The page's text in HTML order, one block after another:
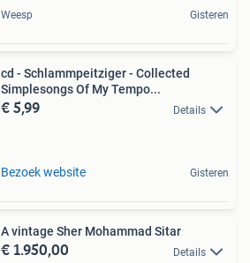
Weesp Gisteren
cd - Schlammpeitziger - Collected
Simplesongs Of My Tempo...
€ 5,99 Details
Bezoek website Gisteren
A vintage Sher Mohammad Sitar
€ 1.950,00 Details